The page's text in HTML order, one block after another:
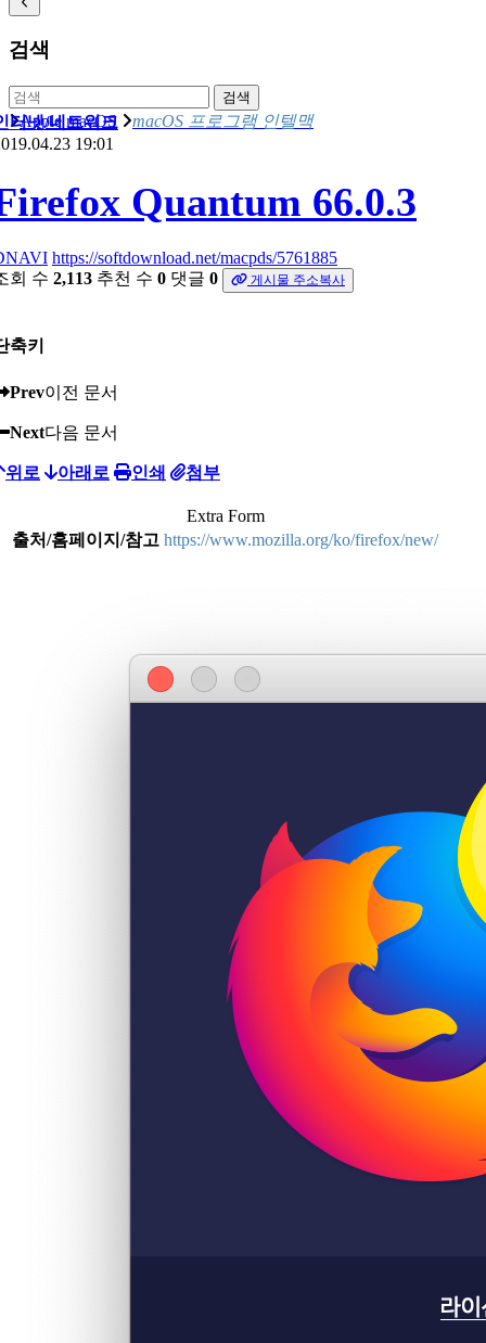
검색
검색
Apple macOS macOS 프로그램 인텔맥
터넷/네트워크
19:01
Quantum 66.0.3
https://softdownload.net/macpds/5761885
회 수 2,113 추천 수 0 댓글 0 게시물 주소복사
축키
Prev이전 문서
Next다음 문서
위로 아래로 인쇄 첨부
Extra Form
출처/홈페이지/참고 https://www.mozilla.org/ko/firefox/new/